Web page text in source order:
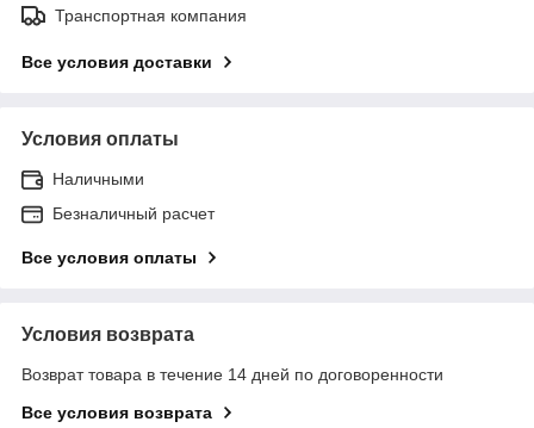
Транспортная компания
Все условия доставки
Условия оплаты
Наличными
Безналичный расчет
Все условия оплаты
Условия возврата
Возврат товара в течение 14 дней по договоренности
Все условия возврата